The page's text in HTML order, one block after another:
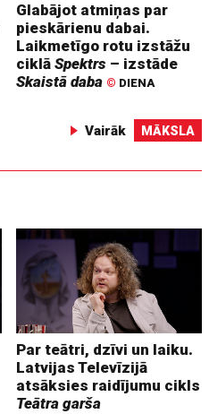
Glabājot atmiņas par
pieskārienu dabai.
Laikmetīgo rotu izstāžu
ciklāSpektrs – izstāde
Skaistā daba © DIENA
Vairāk MĀKSLA
Par teātri, dzīvi un laiku.
Latvijas Televīzijā
atsāksies raidījumu cikls
Teātra garša